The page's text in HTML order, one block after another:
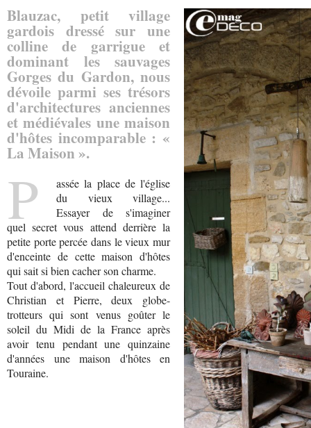
Blauzac, petit village
gardois dressé sur une
colline de garrigue et
dominant les sauvages
Gorges du Gardon, nous
dévoile parmi ses trésors
d'architectures anciennes
et médiévales une maison
d'hôtes incomparable : «
La Maison ».
P
assée la place de l'église
du vieux village...
Essayer de s'imaginer
quel secret vous attend derrière la
petite porte percée dans le vieux mur
d'enceinte de cette maison d'hôtes
qui sait si bien cacher son charme.
Tout d'abord, l'accueil chaleureux de
Christian et Pierre, deux globe-
trotteurs qui sont venus goûter le
soleil du Midi de la France après
avoir tenu pendant une quinzaine
d'années une maison d'hôtes en
Touraine.